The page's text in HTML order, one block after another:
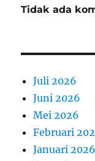
Tidak ada
Juli 2026
Juni 2026
Mei 2026
Februari
Januari 2026